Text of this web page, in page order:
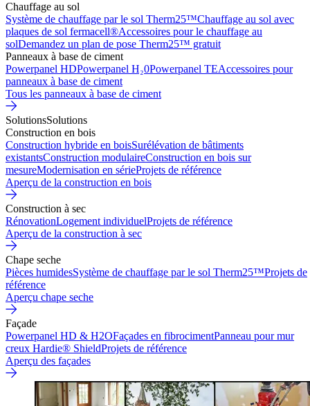
Chauffage au sol
Système de chauffage par le sol Therm25™Chauffage au sol avec
plaques de sol fermacell®Accessoires pour le chauffage au
solDemandez un plan de pose Therm25™ gratuit
Panneaux à base de ciment
Powerpanel HDPowerpanel H₂0Powerpanel TEAccessoires pour
panneaux à base de ciment
Tous les panneaux à base de ciment
SolutionsSolutions
Construction en bois
Construction hybride en boisSurélévation de bâtiments
existantsConstruction modulaireConstruction en bois sur
mesureModernisation en sérieProjets de référence
Aperçu de la construction en bois
Construction à sec
RénovationLogement individuelProjets de référence
Aperçu de la construction à sec
Chape seche
Pièces humidesSystème de chauffage par le sol Therm25™Projets de
référence
Aperçu chape seche
Façade
Powerpanel HD & H2OFaçades en fibrocimentPanneau pour mur
creux Hardie® ShieldProjets de référence
Aperçu des façades